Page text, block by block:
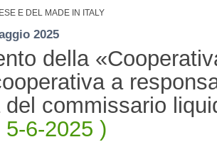
E DEL MADE IN ITALY
2025
della
a
del commissario
6-2025 )